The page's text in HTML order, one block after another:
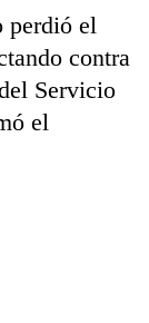
perdió el
contra
Servicio
el